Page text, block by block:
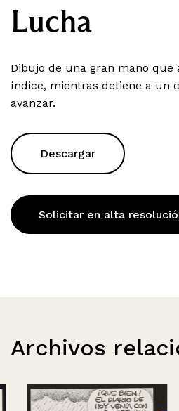
Lucha
Dibujo de una gran mano que
índice, mientras detiene a un
avanzar.
Descargar
Solicitar en alta
Archivos